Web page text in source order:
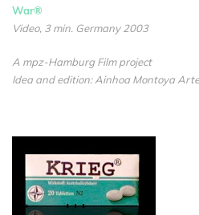
War®
Video, 3 min. Germany 2003
A mpz-Hamburg Film project
Idea and edition: Ainhoa Montoya